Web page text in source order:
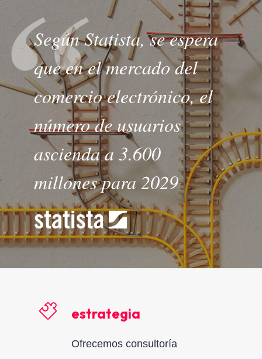
Según Statista, se espera
que en el mercado del
comercio electrónico, el
número de usuarios
ascienda a 3.600
millones para 2029
estrategia
Ofrecemos consultoría